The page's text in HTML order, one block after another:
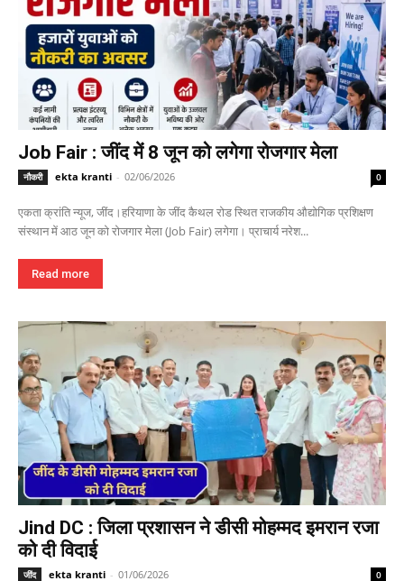
Job Fair : जींद में 8 जून को लगेगा रोजगार मेला
नौकरी ekta kranti - 02/06/2026 0
एकता क्रांति न्यूज, जींद।हरियाणा के जींद कैथल रोड स्थित राजकीय औद्योगिक प्रशिक्षण
संस्थान में आठ जून को रोजगार मेला (Job Fair) लगेगा। प्राचार्य नरेश...
Read more
Jind DC : जिला प्रशासन ने डीसी मोहम्मद इमरान रजा
को दी विदाई
जींद ekta kranti - 01/06/2026 0